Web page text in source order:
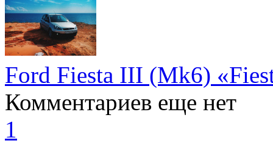
Ford Fiesta III (Mk6)
Комментариев еще нет
1